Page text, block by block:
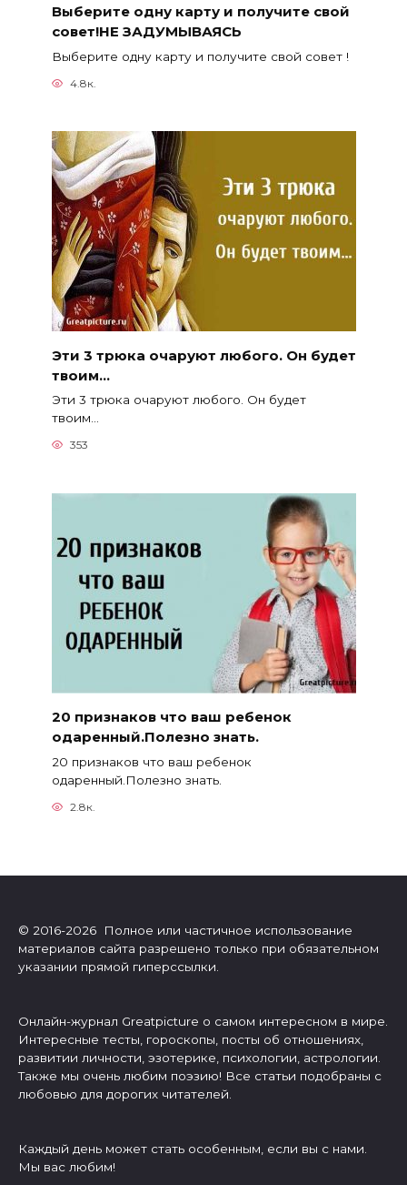
Выберите одну карту и получите свой
совет!НЕ ЗАДУМЫВАЯСЬ
Выберите одну карту и получите свой совет !
4.8к.
Эти 3 трюка очаруют любого. Он будет
твоим…
Эти 3 трюка очаруют любого. Он будет
твоим…
353
20 признаков что ваш ребенок
одаренный.Полезно знать.
20 признаков что ваш ребенок
одаренный.Полезно знать.
2.8к.
© 2016-2026 Полное или частичное использование
материалов сайта разрешено только при обязательном
указании прямой гиперссылки.
Онлайн-журнал Greatpicture о самом интересном в мире.
Интересные тесты, гороскопы, посты об отношениях,
развитии личности, эзотерике, психологии, астрологии.
Также мы очень любим поэзию! Все статьи подобраны с
любовью для дорогих читателей.
Каждый день может стать особенным, если вы с нами.
Мы вас любим!